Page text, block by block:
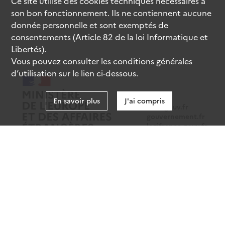
data.gouv.fr
legifrance.gouv.fr
son bon fonctionnement. Ils ne contiennent aucune
donnée personnelle et sont exemptés de
consentements (Article 82 de la loi Informatique et
Libertés).
Vous pouvez consulter les conditions générales
d’utilisation sur le lien ci-dessous.
En savoir plus J'ai compris